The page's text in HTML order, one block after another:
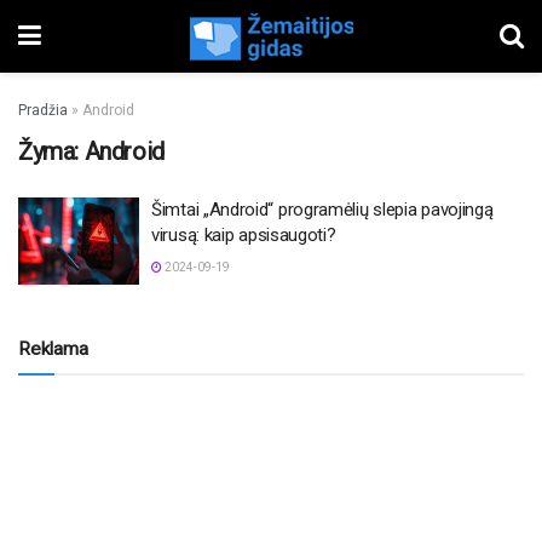
Pradžia » Android
Žyma: Android
Šimtai „Android“ programėlių slepia pavojingą
virusą: kaip apsisaugoti?
2024-09-19
Reklama